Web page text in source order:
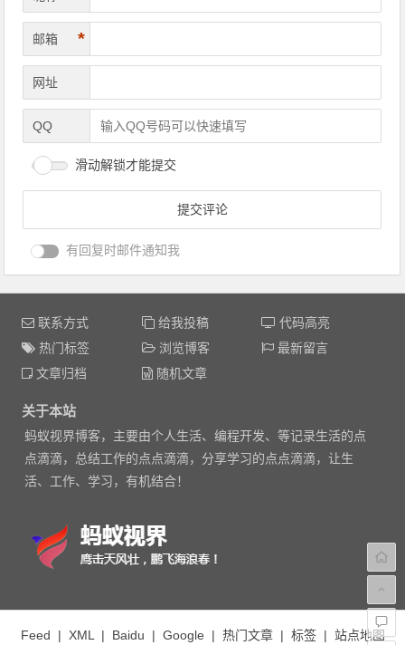
邮箱 *
网址
QQ
滑动解锁才能提交
有回复时邮件通知我
联系方式 给我投稿
代码高亮
热门标签
浏览博客
最新留言
文章归档
随机文章
关于本站
蚂蚁视界博客，主要由个人生活、编程开发、等记录生活的点
点滴滴，总结工作的点点滴滴，分享学习的点点滴滴，让生
活、工作、学习，有机结合！
Feed | XML| Baidu | Google | 热门文章| 标签| 站点地图